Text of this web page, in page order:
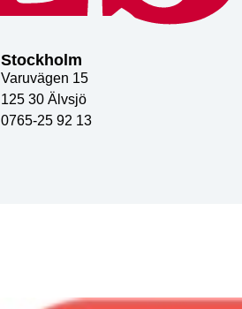
Stockholm
Varuvägen 15
125 30 Älvsjö
0765-25 92 13